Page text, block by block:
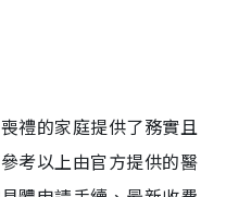
禮的家庭提供了務實且
考以上由官方提供的醫